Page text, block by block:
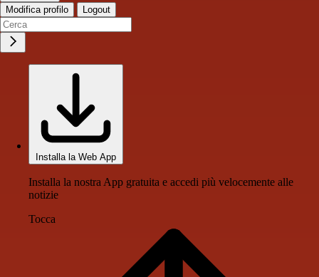
Modifica profilo Logout
Installa la Web App
Installa la nostra App gratuita e accedi più velocemente alle
notizie
Tocca